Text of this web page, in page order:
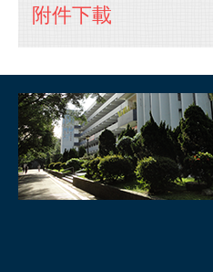
附件下載